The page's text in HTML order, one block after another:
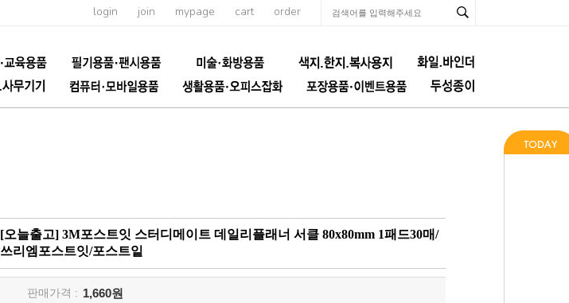
login join mypage cart order
[오늘출고] 3M포스트잇 스터디메이트 데일리플래너 서클 80x80mm 1패드30매/
쓰리엠포스트잇/포스트잍
판매가격 : 1,660원